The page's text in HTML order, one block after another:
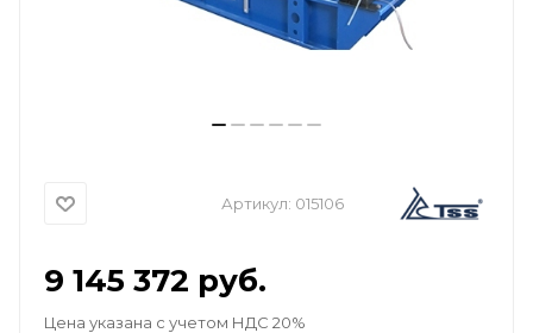
Артикул: 015106
9 145 372 руб.
Цена указана с учетом НДС 20%